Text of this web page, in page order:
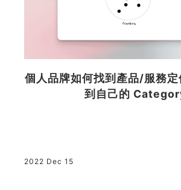
個人品牌如何找到產品/服務
到自己的
2022 Dec 15